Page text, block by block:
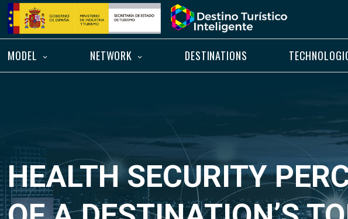
Skip
content
Home
MODEL NETWORK DESTINATIONS
HEALTH SECURITY